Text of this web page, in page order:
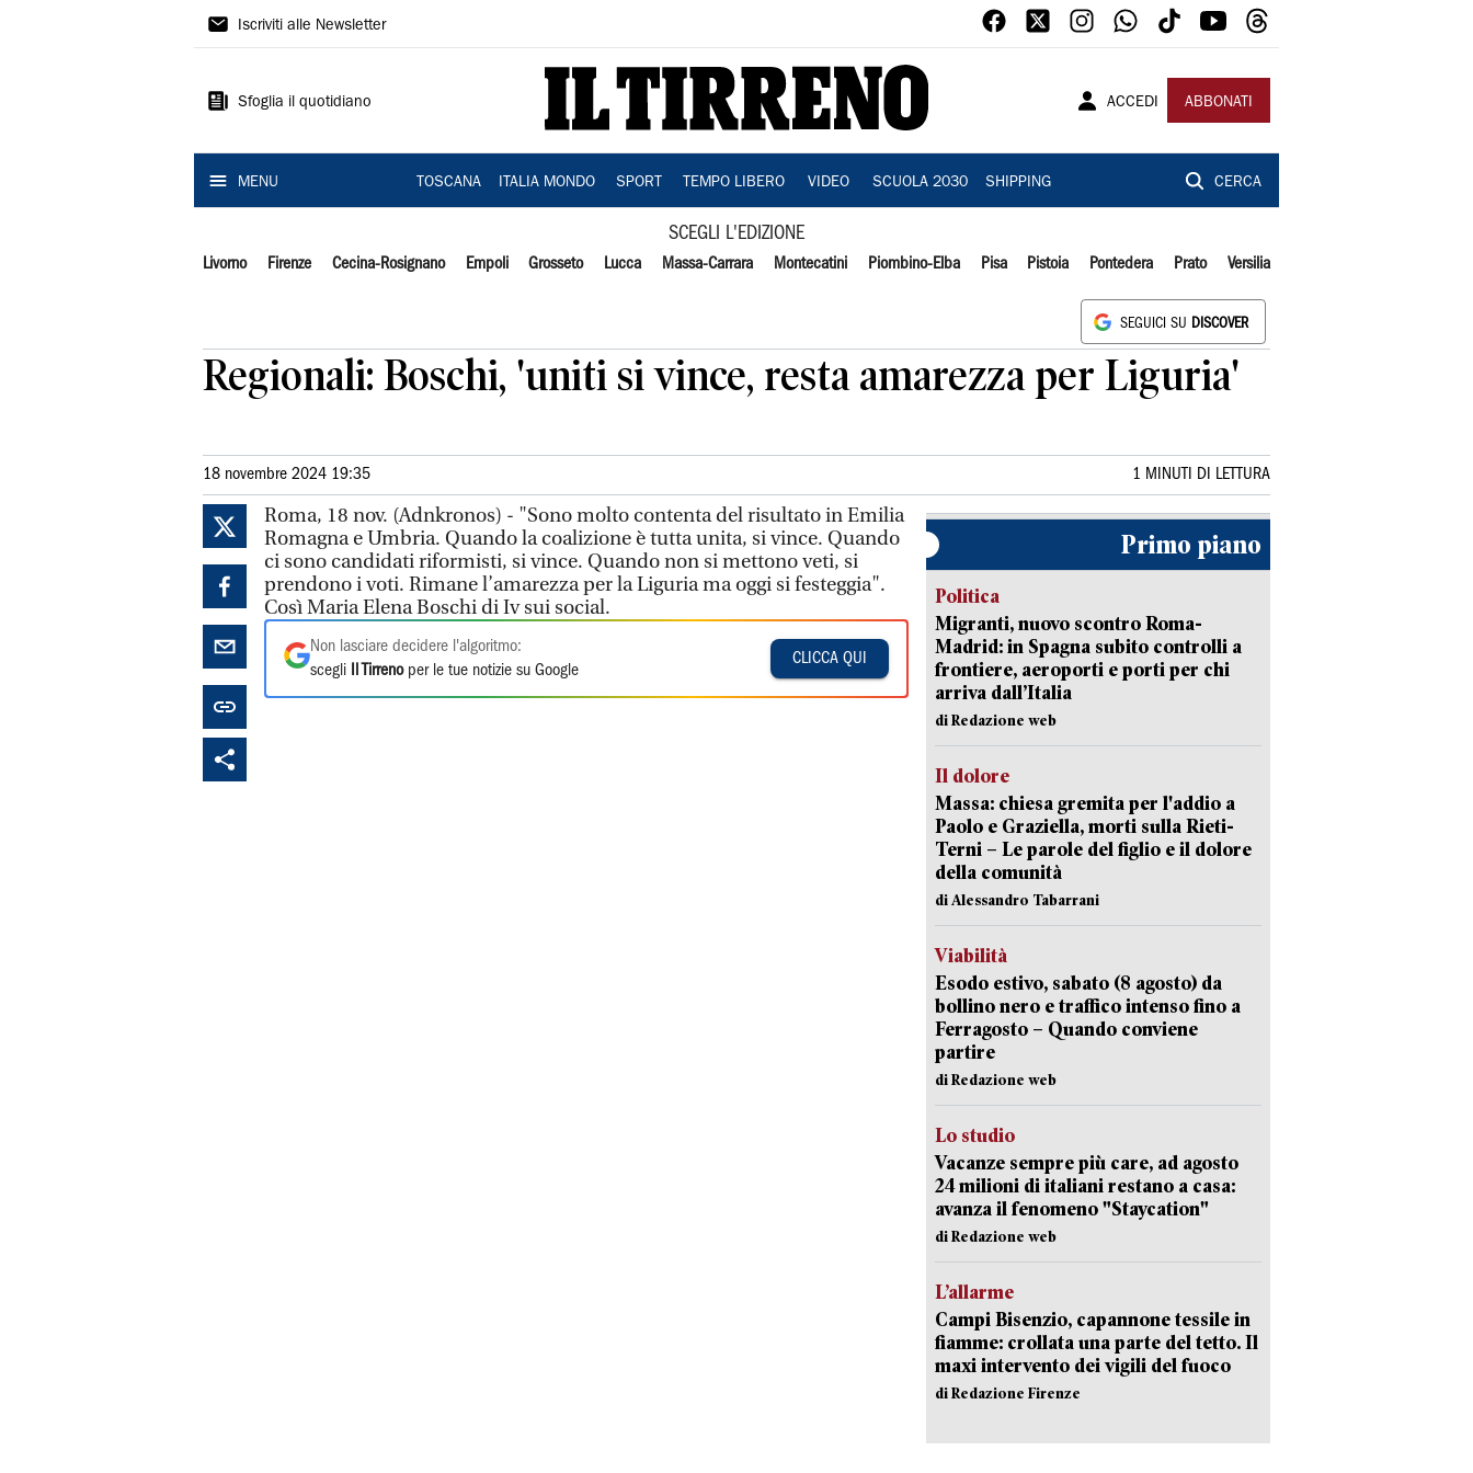
Il
Iscriviti alle Newsletter
Sfoglia il quotidiano ACCEDI ABBONATI
MENU TOSCANA ITALIA MONDO SPORT TEMPO LIBERO VIDEO SCUOLA 2030 SHIPPING CERCA
SCEGLI L'EDIZIONE
Livorno Firenze Cecina-Rosignano Empoli Grosseto Lucca Massa-Carrara Montecatini Piombino-Elba Pisa Pistoia Pontedera Prato Versilia
SEGUICI SU DISCOVER
Regionali: Boschi, 'uniti si vince, resta amarezza per Liguria'
18 novembre 2024 19:35 1 MINUTI DI LETTURA
Roma, 18 nov. (Adnkronos) - "Sono molto contenta del risultato in Emilia
Romagna e Umbria. Quando la coalizione è tutta unita, si vince. Quando
ci sono candidati riformisti, si vince. Quando non si mettono veti, si
prendono i voti. Rimane l’amarezza per la Liguria ma oggi si festeggia".
Così Maria Elena Boschi di Iv sui social.
Non lasciare decidere l'algoritmo:
scegli
Il Tirrenoper le tue notizie su Google
CLICCA QUI
Primo piano
Politica
Migranti, nuovo scontro Roma-
Madrid: in Spagna subito controlli a
frontiere, aeroporti e porti per chi
arriva dall’Italia
di Redazione web
Il dolore
Massa: chiesa gremita per l'addio a
Paolo e Graziella, morti sulla Rieti-
Terni – Le parole del figlio e il dolore
della comunità
di Alessandro Tabarrani
Viabilità
Esodo estivo, sabato (8 agosto) da
bollino nero e traffico intenso fino a
Ferragosto – Quando conviene
partire
di Redazione web
Lo studio
Vacanze sempre più care, ad agosto
24 milioni di italiani restano a casa:
avanza il fenomeno "Staycation"
di Redazione web
L’allarme
Campi Bisenzio, capannone tessile in
fiamme: crollata una parte del tetto. Il
maxi intervento dei vigili del fuoco
di Redazione Firenze